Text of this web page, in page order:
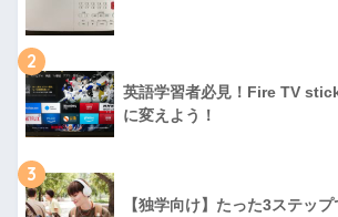
2
英語学習者必見！Fire TV
に変えよう！
3
【独学向け】たった3ステッ